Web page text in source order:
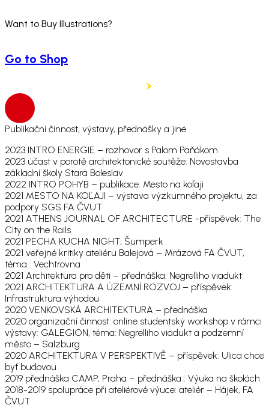
Want to Buy Illustrations?
Go to Shop
Publikační činnost, výstavy, přednášky a jiné
2023 INTRO ENERGIE – rozhovor s Palom Paňákom
2023 účast v porotě architektonické soutěže: Novostavba
základní školy Stará Boleslav
2022 INTRO POHYB – publikace: Mesto na koľaji
2021 MESTO NA KOĽAJI – výstava výzkumného projektu, za
podpory SGS FA ČVUT
2021 ATHENS JOURNAL OF ARCHITECTURE -příspěvek: The
City on the Rails
2021 PECHA KUCHA NIGHT, Šumperk
2021 veřejné kritiky ateliéru Balejová – Mrázová FA ČVUT,
téma : Vechtrovna
2021 Architektura pro děti – přednáška: Negrelliho viadukt
2021 ARCHITEKTURA A ÚZEMNÍ ROZVOJ – příspěvek:
Infrastruktura výhodou
2020 VENKOVSKÁ ARCHITEKTURA – přednáška
2020 organizační činnost: online studentský workshop v rámci
výstavy: GALEGION, téma: Negrelliho viadukt a podzemní
město – Salzburg
2020 ARCHITEKTURA V PERSPEKTIVĚ – příspěvek: Ulica chce
byť budovou
2019 přednáška CAMP, Praha – přednáška : Výuka na školách
2018-2019 spolupráce při ateliérové výuce: ateliér – Hájek, FA
ČVUT